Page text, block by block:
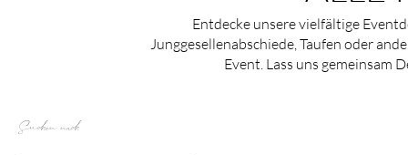
Entdecke unsere vielfältige
Junggesellenabschiede, Taufen oder
Event. Lass uns gemeinsam
Suchen nach